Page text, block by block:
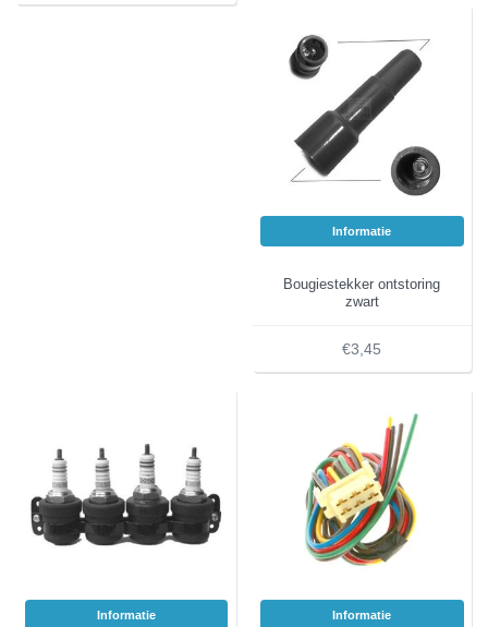
Informatie
Bougiestekker ontstoring
zwart
€3,45
Informatie Informatie